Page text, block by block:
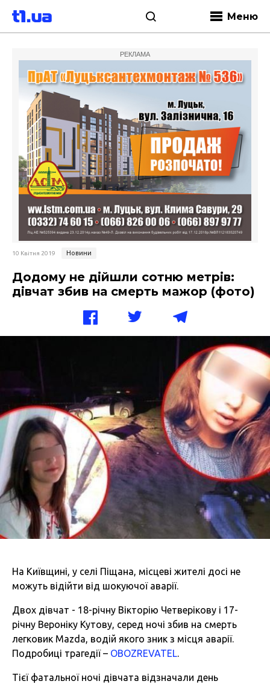
Меню
РЕКЛАМА
10 Квітня 2019 Новини
Додому не дійшли сотню метрів:
дівчат збив на смерть мажор (фото)
На Київщині, у селі Піщана, місцеві жителі досі не
можуть відійти від шокуючої аварії.
Двох дівчат - 18-річну Вікторію Четверікову і 17-
річну Вероніку Кутову, серед ночі збив на смерть
легковик Mazda, водій якого зник з місця аварії.
Подробиці трагедії – OBOZREVATEL.
Тієї фатальної ночі дівчата відзначали день